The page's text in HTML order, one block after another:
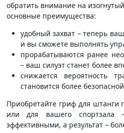
обратить внимание на
основные преимущества:
удобный захват – теперь
и вы сможете выполнять
прорабатываются ранее
– ваш силуэт станет более
снижается вероятность
становится более
Приобретайте гриф для штанги
или для вашего спортзала
эффективными, а результат –